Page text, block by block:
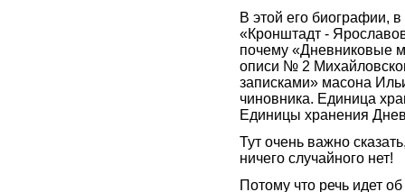
В этой его биографии,
«Кронштадт -
почему «Дневниковые
описи № 2
записками» масона
чиновника. Единица
Единицы хранения
Тут очень важно
ничего случайного нет!
Потому что речь идет